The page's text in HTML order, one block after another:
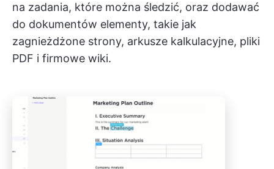
na zadania, które można śledzić, oraz dodawać
do dokumentów elementy, takie jak
zagnieżdżone strony, arkusze kalkulacyjne, pliki
PDF i firmowe wiki.